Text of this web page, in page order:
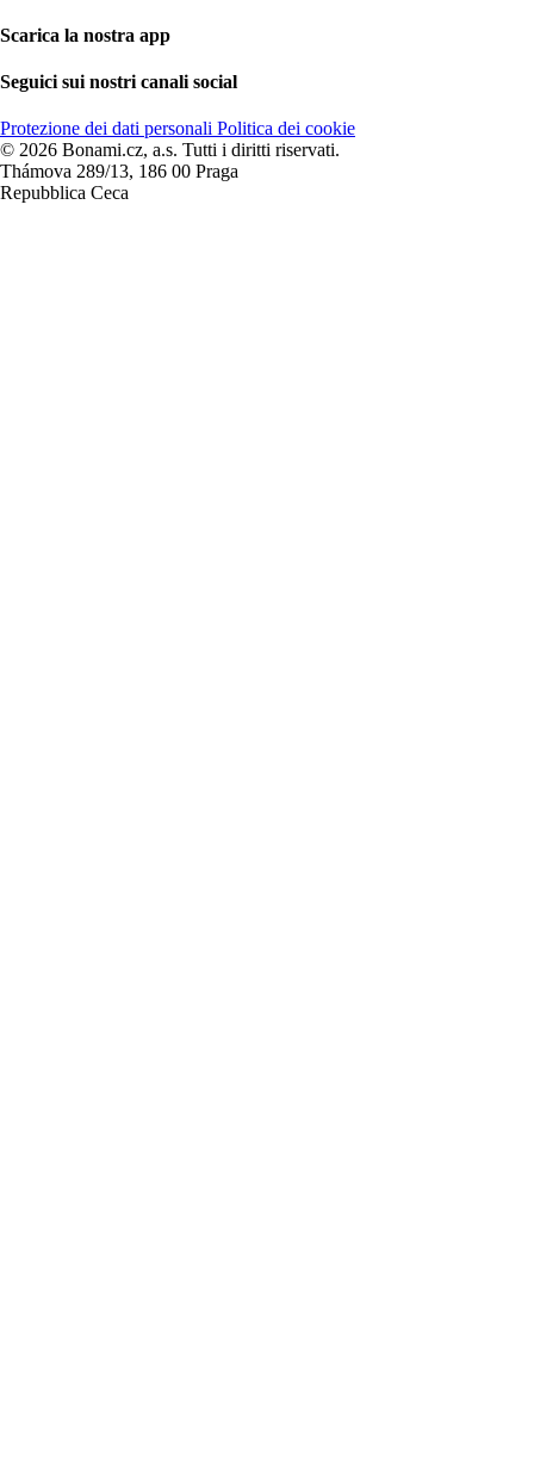
Scarica la nostra app
Seguici sui nostri canali social
Protezione dei dati personali Politica dei cookie
© 2026 Bonami.cz, a.s. Tutti i diritti riservati.
Thámova 289/13, 186 00 Praga
Repubblica Ceca